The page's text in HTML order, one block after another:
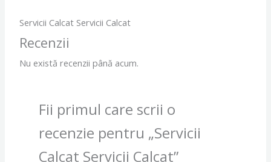
Servicii Calcat Servicii Calcat
Recenzii
Nu există recenzii până acum.
Fii primul care scrii o
recenzie pentru „Servicii
Calcat Servicii Calcat”